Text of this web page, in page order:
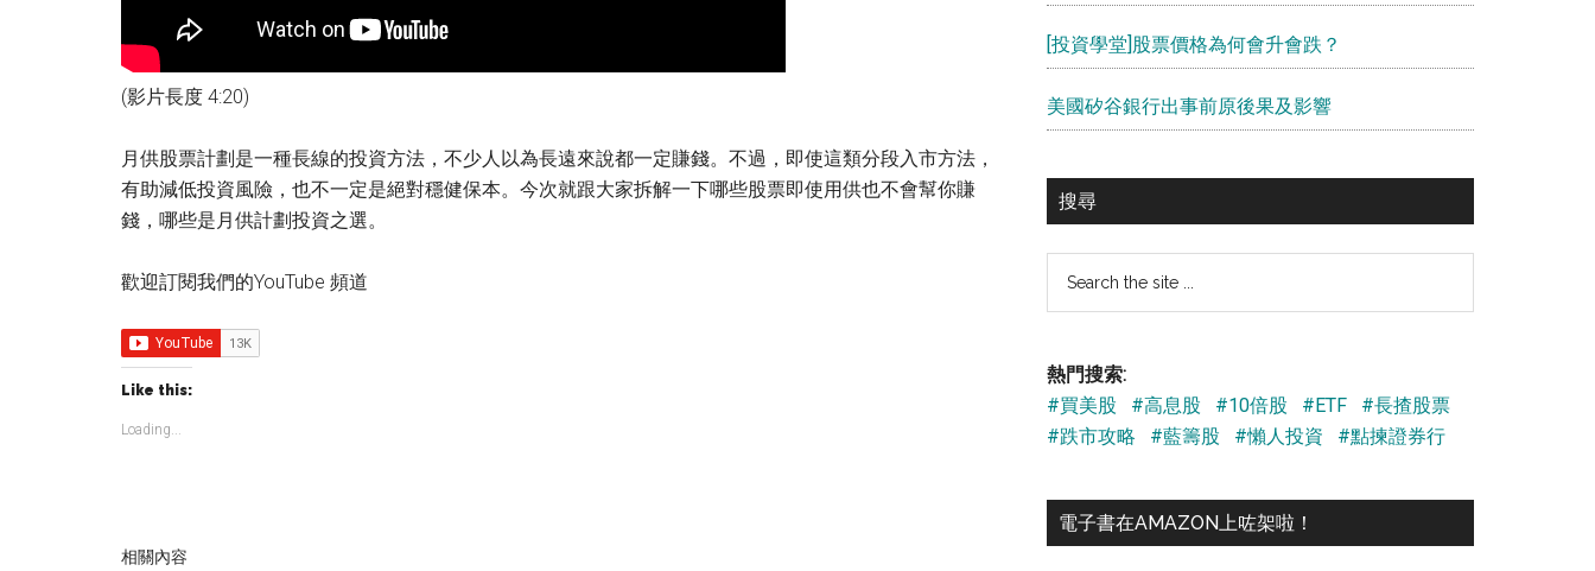
(影片長度 4:20)
月供股票計劃是一種長線的投資方法，不少人以為長遠來說都一定賺錢。不過，即使這類分段入市方法，
有助減低投資風險，也不一定是絕對穩健保本。今次就跟大家拆解一下哪些股票即使用供也不會幫你賺
錢，哪些是月供計劃投資之選。
歡迎訂閱我們的YouTube 頻道
Like this:
Loading...
相關內容
[投資學堂]股票價格為何會升會跌？
美國矽谷銀行出事前原後果及影響
搜尋
熱門搜索:
#買美股
#高息股 #10倍股 #ETF
#長揸股票
#跌市攻略
#藍籌股 #懶人投資 #點揀證券行
電子書在AMAZON上咗架啦！